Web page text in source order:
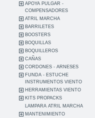
APOYA PULGAR -
COMPENSADORES
ATRIL MARCHA
BARRILETES
BOOSTERS
BOQUILLAS
BOQUILLEROS
CAÑAS
CORDONES - ARNESES
FUNDA - ESTUCHE
INSTRUMENTOS VIENTO
HERRAMIENTAS VIENTO
KITS PROPACKS
LAMPARA ATRIL MARCHA
MANTENIMIENTO